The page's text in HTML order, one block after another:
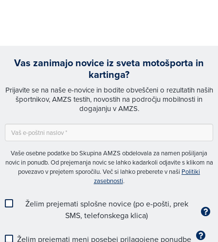
Vas zanimajo novice iz sveta motošporta in
kartinga?
Prijavite se na naše e-novice in bodite obveščeni o rezultatih naših
športnikov, AMZS testih, novostih na področju mobilnosti in
dogajanju v AMZS.
Vaše osebne podatke bo Skupina AMZS obdelovala za namen pošiljanja
novic in ponudb. Od prejemanja novic se lahko kadarkoli odjavite s klikom na
povezavo v prejetem sporočilu. Več si lahko preberete v naši Politiki
zasebnosti.
Želim prejemati splošne novice (po e-pošti, prek
SMS, telefonskega klica)
Želim prejemati meni posebej prilagojene ponudbe